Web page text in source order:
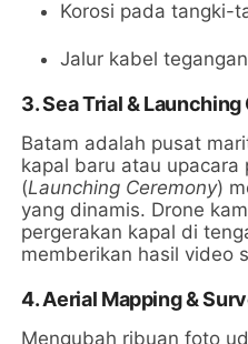
Korosi pada tangki-
Jalur kabel
3. Sea Trial &
Batam adalah pusat
kapal baru atau upacara
(Launching Ceremony)
yang dinamis. Drone
pergerakan kapal di
memberikan hasil video
4. Aerial Mapping &
Mengubah ribuan foto